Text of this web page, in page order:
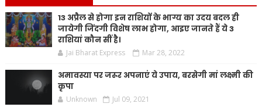
13 अप्रैल से होगा इन राशियों के भाग्य का उदय बदल ही
जायेगी जिंदगी विशेष लाभ होगा, आइए जानते हैं ये 3
राशियां कौन सीं है।
Jai Bharat Express Mar 28, 2022
अमावस्या पर जरूर अपनाएं ये उपाय, बरसेगी मां लक्ष्मी की
कृपा
Unknown Jul 09, 2021